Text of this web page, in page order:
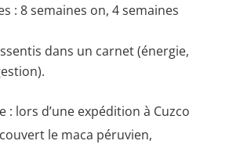
: 8 semaines on, 4 semaines
dans un carnet (énergie,
: lors d’une expédition à Cuzco
le maca péruvien,